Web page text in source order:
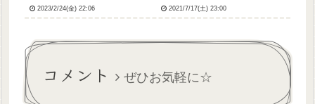
上げちゃいました同系色に頼
ちで気に入ってはおります
の！よりいい感...
2023/2/24(金) 22:06 2021/7/17(土) 23:00
コメント ぜひお気軽に☆